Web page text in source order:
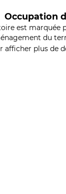
Occupation
est marquée
du
afficher plus de